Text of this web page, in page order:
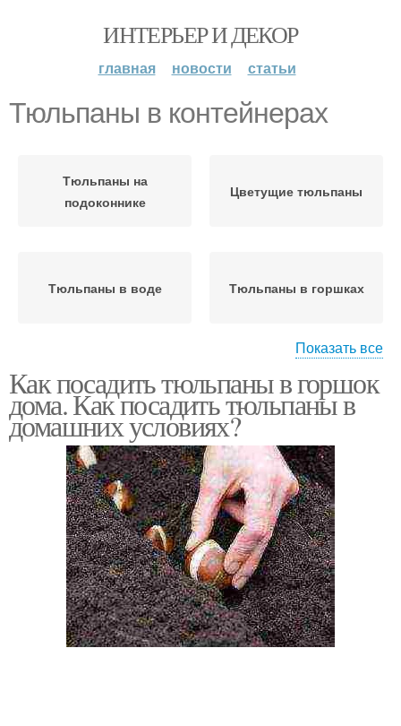
ИНТЕРЬЕР И ДЕКОР
главная новости статьи
Тюльпаны в контейнерах
Тюльпаны на
подоконнике
Цветущие тюльпаны
Тюльпаны в воде Тюльпаны в горшках
Тюльпаны в горшке
тюльпанами
Тюльпаны в домашних
условиях
Показать все
Как посадить тюльпаны в горшок
дома. Как посадить тюльпаны в
домашних условиях?